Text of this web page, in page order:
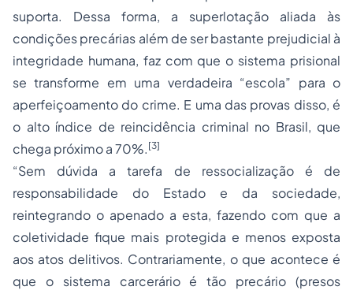
suporta. Dessa forma, a superlotação aliada às
condições precárias além de ser bastante prejudicial à
integridade humana, faz com que o sistema prisional
se transforme em uma verdadeira “escola” para o
aperfeiçoamento do crime. E uma das provas disso, é
o alto índice de reincidência criminal no Brasil, que
chega próximo a 70%. [3]
“Sem dúvida a tarefa de ressocialização é de
responsabilidade do Estado e da sociedade,
reintegrando o apenado a esta, fazendo com que a
coletividade fique mais protegida e menos exposta
aos atos delitivos. Contrariamente, o que acontece é
que o sistema carcerário é tão precário (presos